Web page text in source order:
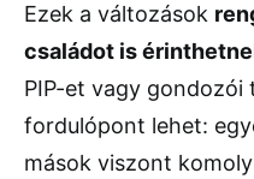
Ezek a változások
családot is
PIP-et vagy
fordulópont lehet:
mások viszont